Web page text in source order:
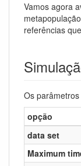
Vamos agora
referências
Os
opção
data set
Maximum